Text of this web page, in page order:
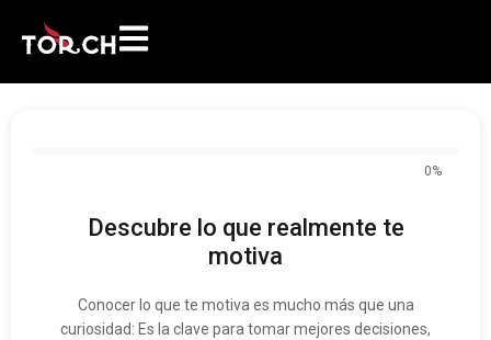
0%
Descubre lo que realmente te
motiva
Conocer lo que te motiva es mucho más que una
curiosidad: Es la clave para tomar mejores decisiones,